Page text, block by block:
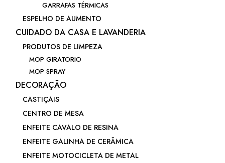
GARRAFAS TÉRMICAS
ESPELHO DE AUMENTO
CUIDADO DA CASA E LAVANDERIA
PRODUTOS DE LIMPEZA
MOP GIRATORIO
MOP SPRAY
DECORAÇÃO
CASTIÇAIS
CENTRO DE MESA
ENFEITE CAVALO DE RESINA
ENFEITE GALINHA DE CERÂMICA
ENFEITE MOTOCICLETA DE METAL